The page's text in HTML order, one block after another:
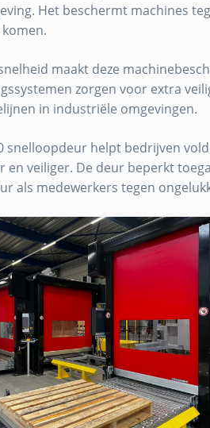
Het beschermt machines
maakt deze
zorgen voor extra
in industriële omgevingen.
snelloopdeur helpt bedrijven
en veiliger. De deur beperkt
als medewerkers tegen